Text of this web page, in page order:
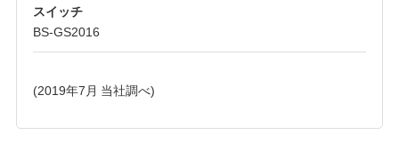
スイッチ
BS-GS2016
(2019年7月 当社調べ)